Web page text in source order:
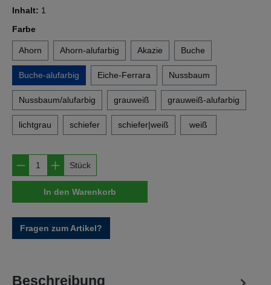
Inhalt: 1
Farbeauswählen
Ahorn Ahorn-alufarbig Akazie Buche
Buche-alufarbig Eiche-Ferrara Nussbaum
Nussbaum/alufarbig grauweiß grauweiß-alufarbig
lichtgrau schiefer schiefer|weiß weiß
Produkt Anzahl: Gib den gewünschten
Stück
In den Warenkorb
Fragen zum Artikel?
Beschreibung